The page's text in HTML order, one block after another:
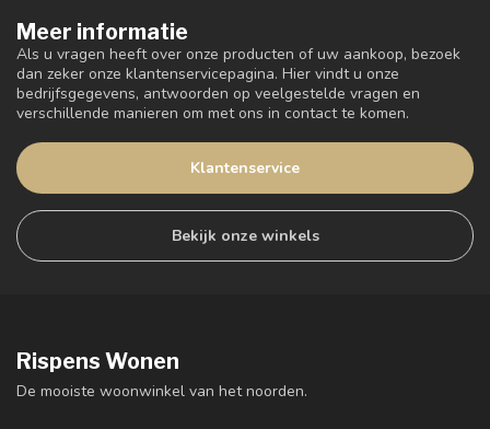
Meer informatie
Als u vragen heeft over onze producten of uw aankoop, bezoek
dan zeker onze klantenservicepagina. Hier vindt u onze
bedrijfsgegevens, antwoorden op veelgestelde vragen en
verschillende manieren om met ons in contact te komen.
Klantenservice
Bekijk onze winkels
Rispens Wonen
De mooiste woonwinkel van het noorden.